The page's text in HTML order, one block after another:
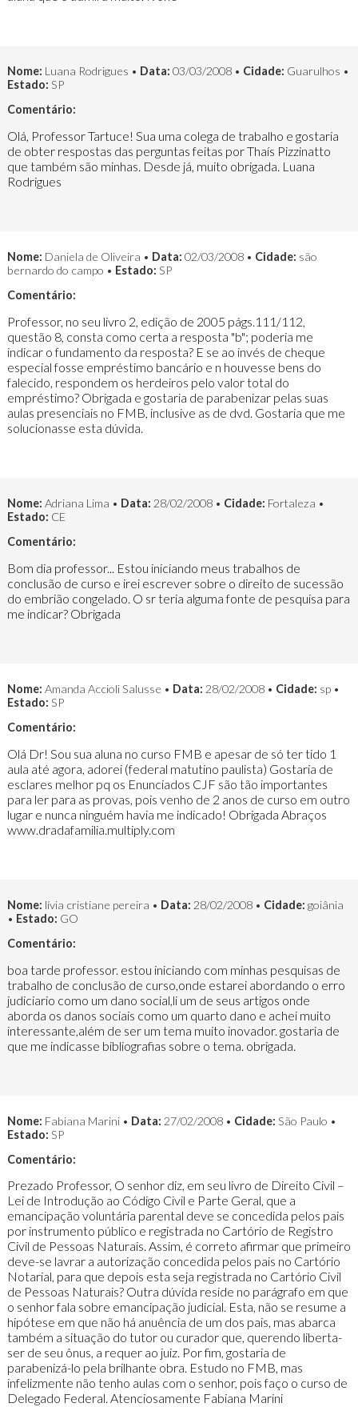
Nome: Luana Rodrigues • Data: 03/03/2008 • Cidade: Guarulhos •
Estado: SP
Comentário:
Olá, Professor Tartuce! Sua uma colega de trabalho e gostaria
de obter respostas das perguntas feitas por Thaís Pizzinatto
que também são minhas. Desde já, muito obrigada. Luana
Rodrigues
Nome: Daniela de Oliveira • Data: 02/03/2008 • Cidade: são
bernardo do campo • Estado: SP
Comentário:
Professor, no seu livro 2, edição de 2005 págs.111/112,
questão 8, consta como certa a resposta "b"; poderia me
indicar o fundamento da resposta? E se ao invés de cheque
especial fosse empréstimo bancário e n houvesse bens do
falecido, respondem os herdeiros pelo valor total do
empréstimo? Obrigada e gostaria de parabenizar pelas suas
aulas presenciais no FMB, inclusive as de dvd. Gostaria que me
solucionasse esta dúvida.
Nome: Adriana Lima • Data: 28/02/2008 • Cidade: Fortaleza •
Estado: CE
Comentário:
Bom dia professor... Estou iniciando meus trabalhos de
conclusão de curso e irei escrever sobre o direito de sucessão
do embrião congelado. O sr teria alguma fonte de pesquisa para
me indicar? Obrigada
Nome: Amanda Accioli Salusse • Data: 28/02/2008 • Cidade: sp •
Estado: SP
Comentário:
Olá Dr! Sou sua aluna no curso FMB e apesar de só ter tido 1
aula até agora, adorei (federal matutino paulista) Gostaria de
esclares melhor pq os Enunciados CJF são tão importantes
para ler para as provas, pois venho de 2 anos de curso em outro
lugar e nunca ninguém havia me indicado! Obrigada Abraços
www.dradafamilia.multiply.com
Nome: lívia cristiane pereira • Data: 28/02/2008 • Cidade: goiânia
• Estado: GO
Comentário:
boa tarde professor. estou iniciando com minhas pesquisas de
trabalho de conclusão de curso,onde estarei abordando o erro
judiciario como um dano social,li um de seus artigos onde
aborda os danos sociais como um quarto dano e achei muito
interessante,além de ser um tema muito inovador. gostaria de
que me indicasse bibliografias sobre o tema. obrigada.
Nome: Fabiana Marini • Data: 27/02/2008 • Cidade: São Paulo •
Estado: SP
Comentário:
Prezado Professor, O senhor diz, em seu livro de Direito Civil –
Lei de Introdução ao Código Civil e Parte Geral, que a
emancipação voluntária parental deve se concedida pelos pais
por instrumento público e registrada no Cartório de Registro
Civil de Pessoas Naturais. Assim, é correto afirmar que primeiro
deve-se lavrar a autorização concedida pelos pais no Cartório
Notarial, para que depois esta seja registrada no Cartório Civil
de Pessoas Naturais? Outra dúvida reside no parágrafo em que
o senhor fala sobre emancipação judicial. Esta, não se resume a
hipótese em que não há anuência de um dos pais, mas abarca
também a situação do tutor ou curador que, querendo liberta-
ser de seu ônus, a requer ao juiz. Por fim, gostaria de
parabenizá-lo pela brilhante obra. Estudo no FMB, mas
infelizmente não tenho aulas com o senhor, pois faço o curso de
Delegado Federal. Atenciosamente Fabiana Marini